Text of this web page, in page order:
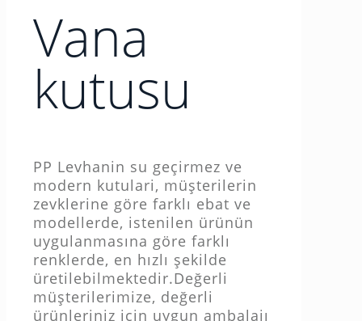
Vana
kutusu
PP Levhanin su geçirmez ve
modern kutulari, müşterilerin
zevklerine göre farklı ebat ve
modellerde, istenilen ürünün
uygulanmasına göre farklı
renklerde, en hızlı şekilde
üretilebilmektedir.Değerli
müşterilerimize, değerli
ürünleriniz için uygun ambalajı